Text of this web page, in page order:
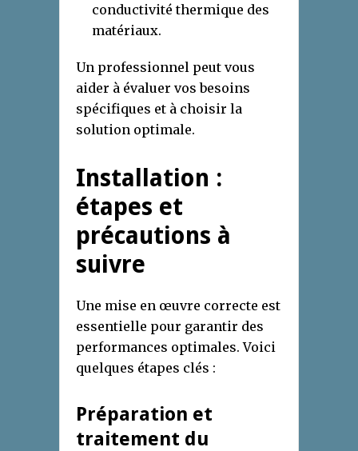
conductivité thermique des
matériaux.
Un professionnel peut vous
aider à évaluer vos besoins
spécifiques et à choisir la
solution optimale.
Installation :
étapes et
précautions à
suivre
Une mise en œuvre correcte est
essentielle pour garantir des
performances optimales. Voici
quelques étapes clés :
Préparation et
traitement du